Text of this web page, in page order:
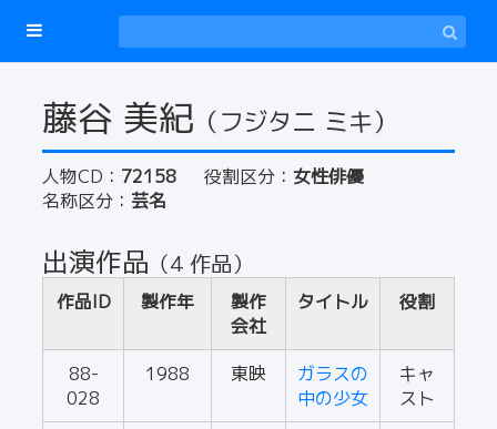
藤谷 美紀 （フジタニ ミキ）
人物CD： 72158 役割区分： 女性俳優
名称区分： 芸名
出演作品 （4 作品）
作品ID 製作年
製作
会社
タイトル 役割
88-
028
1988 東映
ガラスの
中の少女
キャ
スト